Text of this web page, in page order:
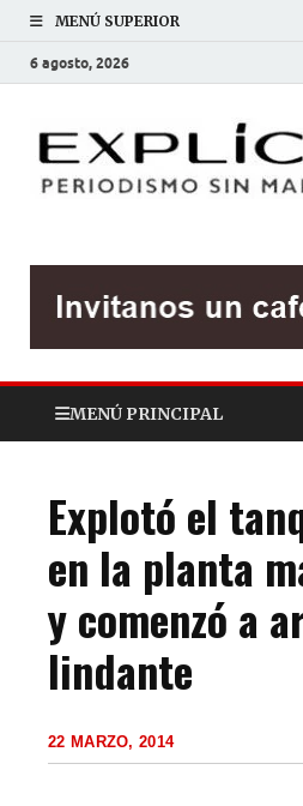
MENÚ SUPERIOR
6 agosto, 2026
MENÚ PRINCIPAL
Explotó el
en la planta
y comenzó a
lindante
22 MARZO, 2014